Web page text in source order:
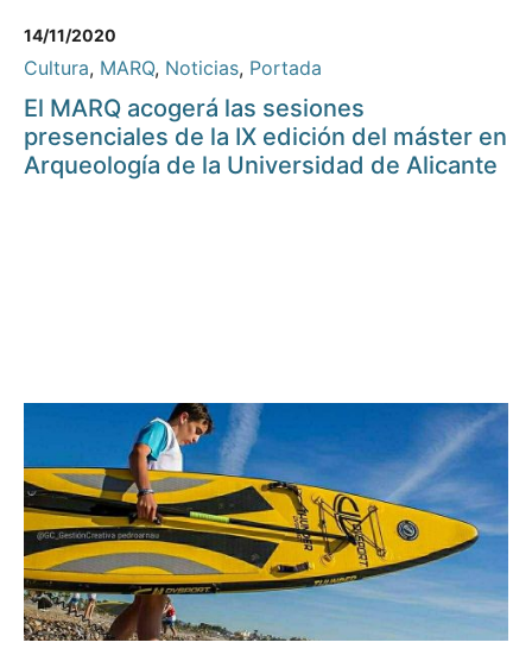
14/11/2020
Cultura, MARQ, Noticias, Portada
El MARQ acogerá las sesiones
presenciales de la IX edición del máster en
Arqueología de la Universidad de Alicante